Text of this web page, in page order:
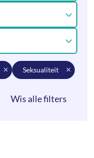
seksualiteit